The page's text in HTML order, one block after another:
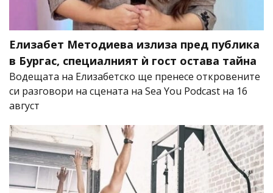
Елизабет Методиева излиза пред публика
в Бургас, специалният ѝ гост остава тайна
Водещата на Елизабетско ще пренесе откровените
си разговори на сцената на Sea You Podcast на 16
август